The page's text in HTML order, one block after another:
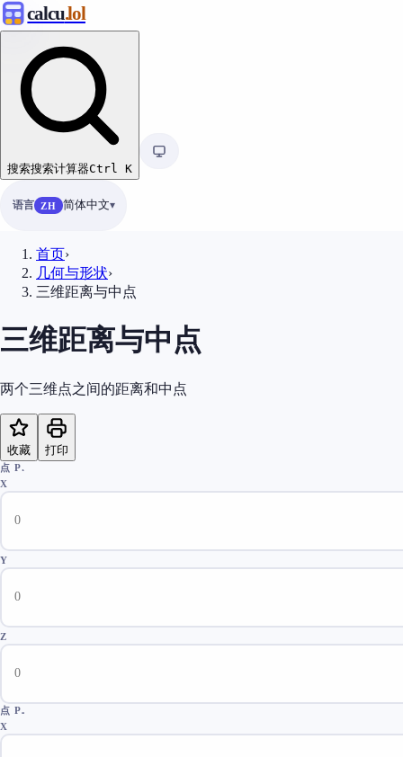
calcu.lol
搜索搜索计算器Ctrl K
语言 ZH 简体中文
首页›
几何与形状›
三维距离与中点
三维距离与中点
两个三维点之间的距离和中点
收藏 打印
点 P₁
X
Y
Z
点 P₂
X